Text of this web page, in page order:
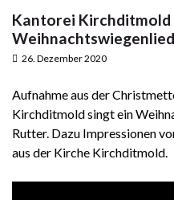
Kantorei Kirchditmold
26. Dezember 2020
Aufnahme aus der
Kirchditmold singt ein
Rutter. Dazu Impressionen
aus der Kirche Kirchditmold.